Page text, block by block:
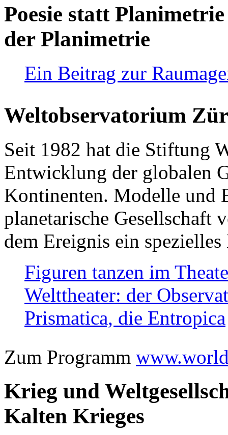
Poesie statt
der Planimetrie
Ein Beitrag zur
Weltobservatorium
Seit 1982 hat die Stiftung
Entwicklung der globalen
Kontinenten. Modelle und
planetarische Gesellschaft
dem Ereignis ein
Figuren tanzen im
Welttheater: der
Prismatica, die Entropica
Zum Programm
Krieg und
Kalten Krieges